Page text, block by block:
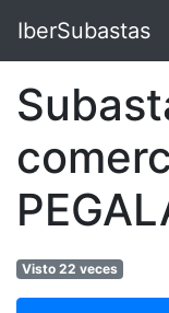
IberSubastas
Visto 22 veces